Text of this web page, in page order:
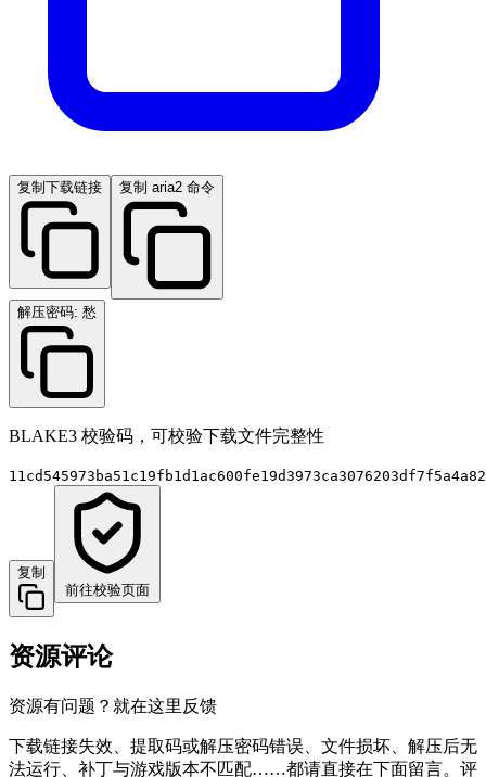
复制下载链接 复制 aria2 命令
解压密码: 愁
BLAKE3 校验码，可校验下载文件完整性
复制
前往校验页面
资源评论
资源有问题？就在这里反馈
下载链接失效、提取码或解压密码错误、文件损坏、解压后无
法运行、补丁与游戏版本不匹配……都请直接在下面留言。评